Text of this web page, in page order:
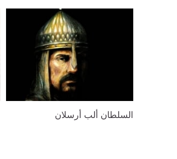
السلطان ألب أرسلان